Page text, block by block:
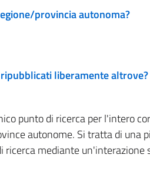
provincia autonoma?
liberamente altrove?
punto di ricerca per l'intero
autonome. Si tratta di una
mediante un'interazione